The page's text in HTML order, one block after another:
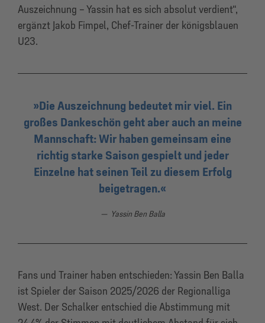
Auszeichnung – Yassin hat es sich absolut verdient“,
ergänzt Jakob Fimpel, Chef-Trainer der königsblauen
U23.
Die Auszeichnung bedeutet mir viel. Ein
großes Dankeschön geht aber auch an meine
Mannschaft: Wir haben gemeinsam eine
richtig starke Saison gespielt und jeder
Einzelne hat seinen Teil zu diesem Erfolg
beigetragen.
Yassin Ben Balla
Fans und Trainer haben entschieden: Yassin Ben Balla
ist Spieler der Saison 2025/2026 der Regionalliga
West. Der Schalker entschied die Abstimmung mit